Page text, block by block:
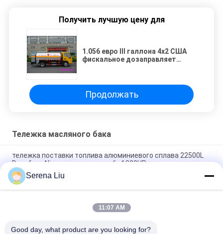
Получить лучшую цену для
1.056 евро III галлона 4x2 США
фискальное дозаправляет
Продолжать
Тележка масляного бака
тележка поставки топлива алюминиевого сплава 22500L
Dongfeng Nissan тепловозная 6x4 320HP
5.944 тележка масляного бака алюминиевого сплава
галлона 320HP США с шасси дизеля 6x4 DongFeng Nissan
Перевозка сырой нефти стали углерода Dongfeng 8x4
Serena Liu
11:07 AM
Good day, what product are you looking for?